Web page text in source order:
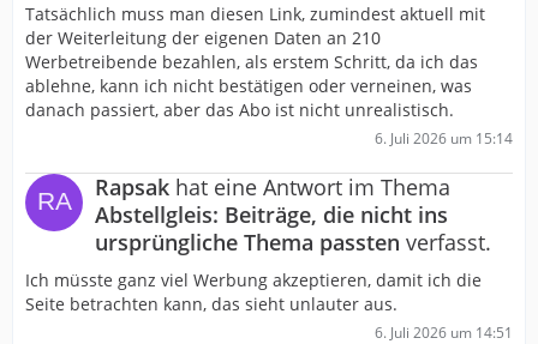
Tatsächlich muss man diesen Link, zumindest aktuell mit
der Weiterleitung der eigenen Daten an 210
Werbetreibende bezahlen, als erstem Schritt, da ich das
ablehne, kann ich nicht bestätigen oder verneinen, was
danach passiert, aber das Abo ist nicht unrealistisch.
6. Juli 2026 um 15:14
Rapsak hat eine Antwort im Thema
Abstellgleis: Beiträge, die nicht ins
ursprüngliche Thema passten verfasst.
Ich müsste ganz viel Werbung akzeptieren, damit ich die
Seite betrachten kann, das sieht unlauter aus.
6. Juli 2026 um 14:51